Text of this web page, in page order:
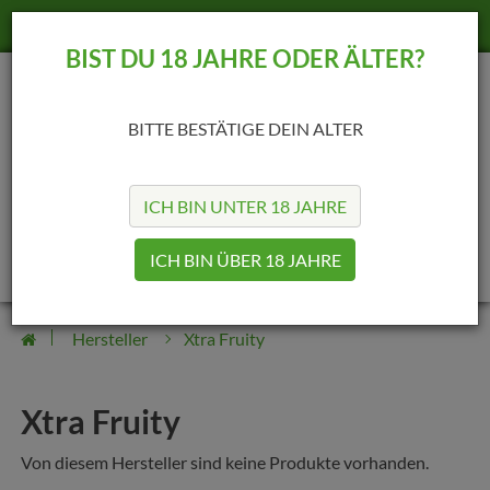
BIST DU 18 JAHRE ODER ÄLTER?
BITTE BESTÄTIGE DEIN ALTER
ICH BIN UNTER 18 JAHRE
ICH BIN ÜBER 18 JAHRE
0 0
Hersteller Xtra Fruity
Xtra Fruity
Von diesem Hersteller sind keine Produkte vorhanden.